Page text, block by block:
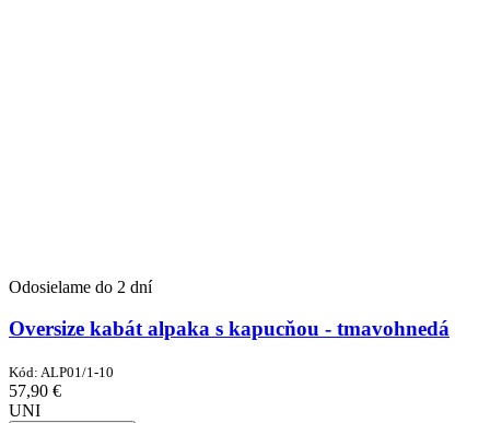
Odosielame do 2 dní
Oversize kabát alpaka s kapucňou - tmavohnedá
Kód: ALP01/1-10
57,90 €
UNI